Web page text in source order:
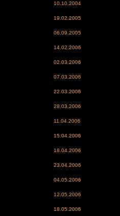
10.10.2004
19.02.2005
06.09.2005
14.02.2006
02.03.2006
07.03.2006
22.03.2006
28.03.2006
11.04.2006
15.04.2006
18.04.2006
23.04.2006
04.05.2006
12.05.2006
18.05.2006